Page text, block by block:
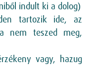
indult ki a dolog)
tartozik ide, az
nem teszed meg,
vagy, hazug